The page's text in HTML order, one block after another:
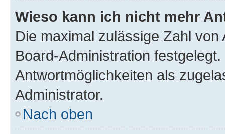
Wieso kann ich nicht mehr
Die maximal zulässige Zahl
Board-Administration
Antwortmöglichkeiten als
Administrator.
Nach oben